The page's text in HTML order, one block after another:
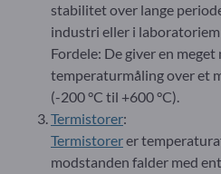
stabilitet over lange
industri eller i
Fordele: De giver en
temperaturmåling over et
(-200 °C til +600 °C).
Termistorer:
Termistorerer
modstanden falder med